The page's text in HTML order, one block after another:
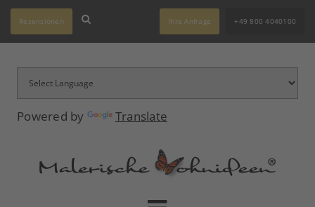
Powered by Translate
Rezensionen Ihre Anfrage +49 800 4040100